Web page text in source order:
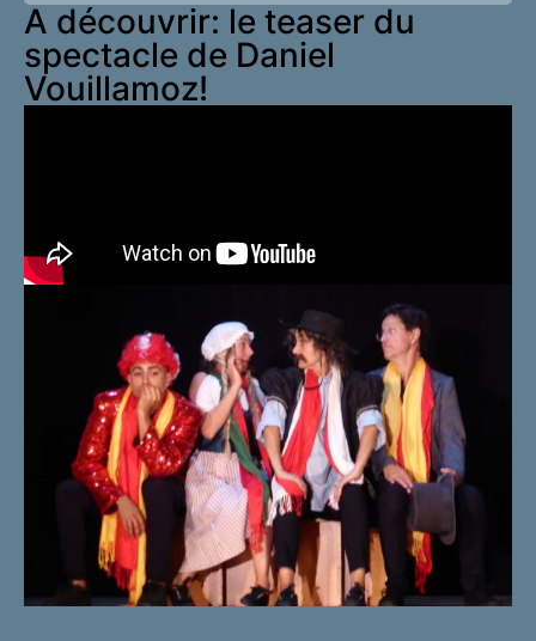
A découvrir: le teaser du
spectacle de Daniel
Vouillamoz!